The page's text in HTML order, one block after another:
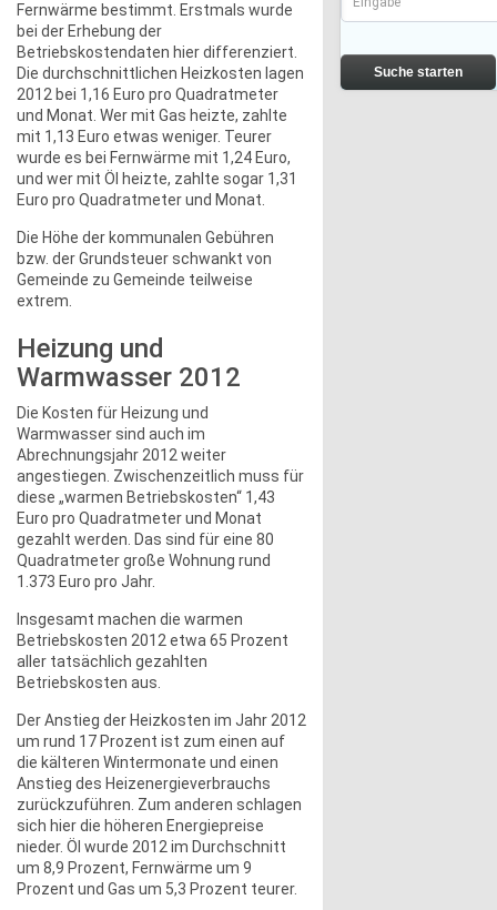
Fernwärme bestimmt. Erstmals wurde
bei der Erhebung der
Betriebskostendaten hier differenziert.
Die durchschnittlichen Heizkosten lagen
2012 bei 1,16 Euro pro Quadratmeter
und Monat. Wer mit Gas heizte, zahlte
mit 1,13 Euro etwas weniger. Teurer
wurde es bei Fernwärme mit 1,24 Euro,
und wer mit Öl heizte, zahlte sogar 1,31
Euro pro Quadratmeter und Monat.
Die Höhe der kommunalen Gebühren
bzw. der Grundsteuer schwankt von
Gemeinde zu Gemeinde teilweise
extrem.
Heizung und
Warmwasser 2012
Die Kosten für Heizung und
Warmwasser sind auch im
Abrechnungsjahr 2012 weiter
angestiegen. Zwischenzeitlich muss für
diese „warmen Betriebskosten“ 1,43
Euro pro Quadratmeter und Monat
gezahlt werden. Das sind für eine 80
Quadratmeter große Wohnung rund
1.373 Euro pro Jahr.
Insgesamt machen die warmen
Betriebskosten 2012 etwa 65 Prozent
aller tatsächlich gezahlten
Betriebskosten aus.
Der Anstieg der Heizkosten im Jahr 2012
um rund 17 Prozent ist zum einen auf
die kälteren Wintermonate und einen
Anstieg des Heizenergieverbrauchs
zurückzuführen. Zum anderen schlagen
sich hier die höheren Energiepreise
nieder. Öl wurde 2012 im Durchschnitt
um 8,9 Prozent, Fernwärme um 9
Prozent und Gas um 5,3 Prozent teurer.
Suche starten